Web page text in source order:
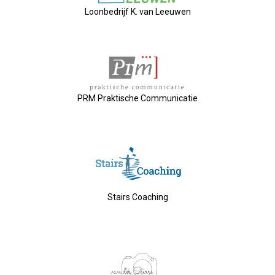
2026-07-10 OVZ Ledendag
20-11-2026 Dag Van De Ondernemer
15-04-2026 ALV!
Loonbedrijf K. van Leeuwen
PRM Praktische Communicatie
Stairs Coaching